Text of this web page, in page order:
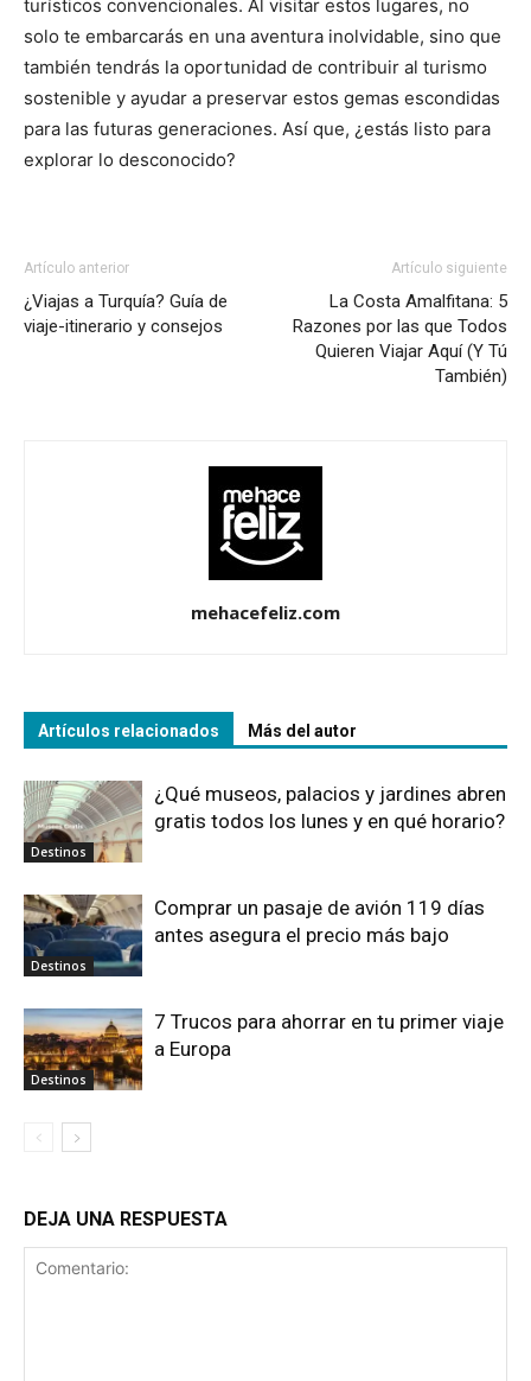
turísticos convencionales. Al visitar estos lugares, no
solo te embarcarás en una aventura inolvidable, sino que
también tendrás la oportunidad de contribuir al turismo
sostenible y ayudar a preservar estos gemas escondidas
para las futuras generaciones. Así que, ¿estás listo para
explorar lo desconocido?
Artículo anterior
¿Viajas a Turquía? Guía de
viaje-itinerario y consejos
Artículo siguiente
La Costa Amalfitana: 5
Razones por las que Todos
Quieren Viajar Aquí (Y Tú
También)
mehacefeliz.com
Artículos relacionados Más del autor
Destinos
¿Qué museos, palacios y jardines abren
gratis todos los lunes y en qué horario?
Destinos
Comprar un pasaje de avión 119 días
antes asegura el precio más bajo
Destinos
7 Trucos para ahorrar en tu primer viaje
a Europa
DEJA UNA RESPUESTA